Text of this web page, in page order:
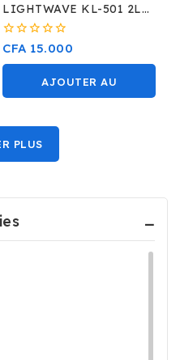
LIGHTWAVE KL-501 2L
+GLASS
0
5
CFA 15.000
AJOUTER AU
PLUS